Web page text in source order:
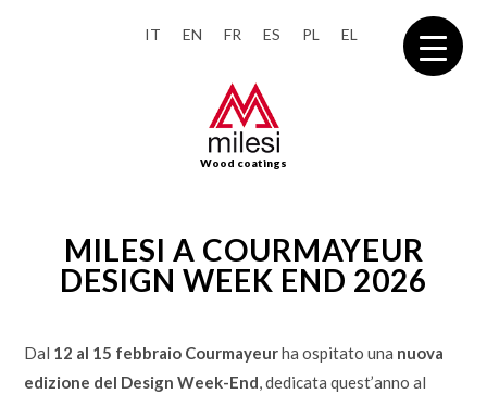
IT EN FR ES PL EL
Wood coatings
MILESI A COURMAYEUR
DESIGN WEEK END 2026
Dal 12 al 15 febbraio Courmayeurha ospitato una nuova
edizione del Design Week-End, dedicata quest’anno al